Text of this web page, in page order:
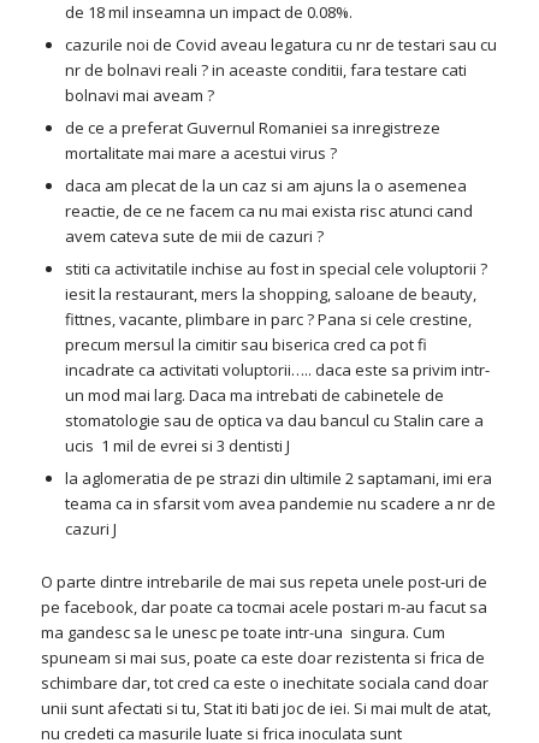
de 18 mil inseamna un impact de 0.08%.
cazurile noi de Covid aveau legatura cu nr de testari sau cu
nr de bolnavi reali ? in aceaste conditii, fara testare cati
bolnavi mai aveam ?
de ce a preferat Guvernul Romaniei sa inregistreze
mortalitate mai mare a acestui virus ?
daca am plecat de la un caz si am ajuns la o asemenea
reactie, de ce ne facem ca nu mai exista risc atunci cand
avem cateva sute de mii de cazuri ?
stiti ca activitatile inchise au fost in special cele voluptorii ?
iesit la restaurant, mers la shopping, saloane de beauty,
fittnes, vacante, plimbare in parc ? Pana si cele crestine,
precum mersul la cimitir sau biserica cred ca pot fi
incadrate ca activitati voluptorii….. daca este sa privim intr-
un mod mai larg. Daca ma intrebati de cabinetele de
stomatologie sau de optica va dau bancul cu Stalin care a
ucis 1 mil de evrei si 3 dentisti J
la aglomeratia de pe strazi din ultimile 2 saptamani, imi era
teama ca in sfarsit vom avea pandemie nu scadere a nr de
cazuri J
O parte dintre intrebarile de mai sus repeta unele post-uri de
pe facebook, dar poate ca tocmai acele postari m-au facut sa
ma gandesc sa le unesc pe toate intr-una singura. Cum
spuneam si mai sus, poate ca este doar rezistenta si frica de
schimbare dar, tot cred ca este o inechitate sociala cand doar
unii sunt afectati si tu, Stat iti bati joc de iei. Si mai mult de atat,
nu credeti ca masurile luate si frica inoculata sunt